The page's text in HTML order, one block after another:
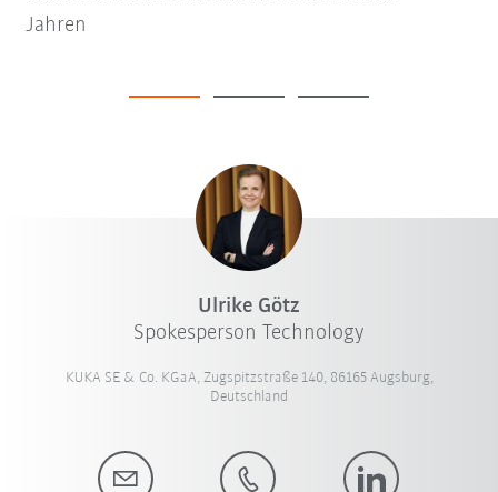
Jahren
Ulrike Götz
Spokesperson Technology
KUKA SE & Co. KGaA, Zugspitzstraße 140, 86165 Augsburg,
Deutschland